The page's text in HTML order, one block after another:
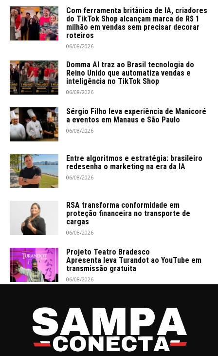
Com ferramenta britânica de IA, criadores
do TikTok Shop alcançam marca de R$ 1
milhão em vendas sem precisar decorar
roteiros
06/08/2026
Domma AI traz ao Brasil tecnologia do
Reino Unido que automatiza vendas e
inteligência no TikTok Shop
06/08/2026
Sérgio Filho leva experiência de Manicoré
a eventos em Manaus e São Paulo
06/08/2026
Entre algoritmos e estratégia: brasileiro
redesenha o marketing na era da IA
06/08/2026
RSA transforma conformidade em
proteção financeira no transporte de
cargas
06/08/2026
Projeto Teatro Bradesco
Apresenta leva Turandot ao YouTube em
transmissão gratuita
06/08/2026